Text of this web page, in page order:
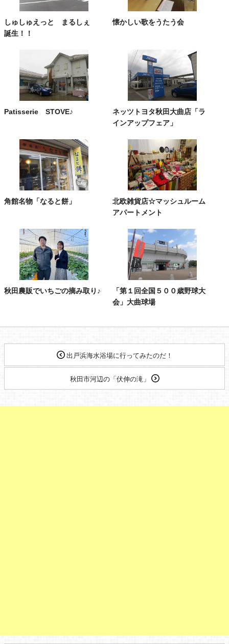
しゅしゅえっと まるしぇ
誕生！！
懐かしい歌をうたう会
Patisserie STOVE♪
ネッツトヨタ秋田大曲店「ラ
インアップフェア」
角館名物「なると餅」
北欧雑貨店☆マッシュルーム
アパートメント
秋田農販でいちごの摘み取り♪
「第１回全国５００歳野球大
会」大曲球場
出戸浜海水浴場に行ってみたのだ！
秋田市河辺の「伏伸の滝」